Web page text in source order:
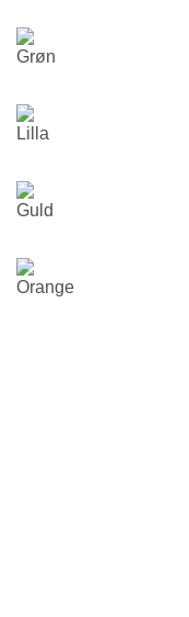
Grøn
Lilla
Guld
Orange